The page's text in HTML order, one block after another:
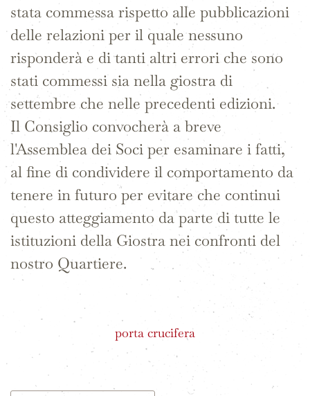
stata commessa rispetto alle pubblicazioni
delle relazioni per il quale nessuno
risponderà e di tanti altri errori che sono
stati commessi sia nella giostra di
settembre che nelle precedenti edizioni.
Il Consiglio convocherà a breve
l'Assemblea dei Soci per esaminare i fatti,
al fine di condividere il comportamento da
tenere in futuro per evitare che continui
questo atteggiamento da parte di tutte le
istituzioni della Giostra nei confronti del
nostro Quartiere.
porta crucifera